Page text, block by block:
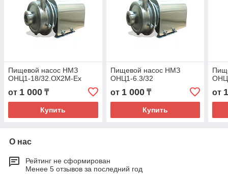
Пищевой насос НМЗ
ОНЦ1-18/32.ОХ2М-Ех
от 1 000 ₸
Купить
Пищевой насос НМЗ
ОНЦ1-6.3/32
от 1 000₸
Купить
от
О нас
Рейтинг не сформирован
Менее 5 отзывов за последний год